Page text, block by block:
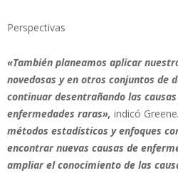
Perspectivas
«También planeamos aplicar
novedosas y en otros conjuntos de
continuar desentrañando las
enfermedades raras», indicó Greene
métodos estadísticos y enfoques
encontrar nuevas causas de
ampliar el conocimiento de las